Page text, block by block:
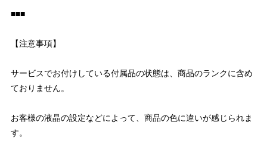
■■■
【注意事項】
サービスでお付けしている付属品の状態は、商品のランクに含め
ておりません。
お客様の液晶の設定などによって、商品の色に違いが感じられま
す。